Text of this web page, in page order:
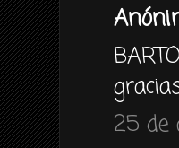
25 de